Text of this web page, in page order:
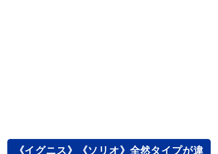
《イグニス》《ソリオ》全然タイプが違